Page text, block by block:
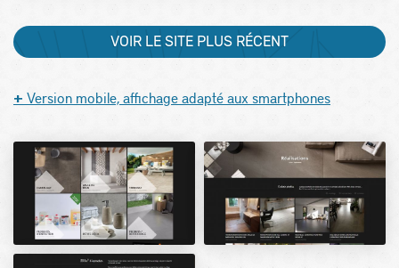
VOIR LE SITE PLUS RÉCENT
+ Version mobile, affichage adapté aux smartphones